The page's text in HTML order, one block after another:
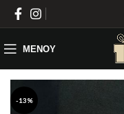
ΜΕΝΟΎ
-13%